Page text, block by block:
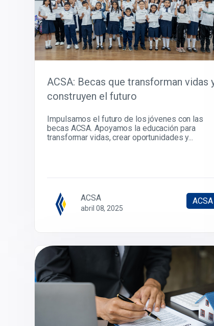
ACSA: Becas que transforman vidas
construyen el futuro
Impulsamos el futuro de los jóvenes con las
becas ACSA. Apoyamos la educación para
transformar vidas, crear oportunidades y...
ACSA
abril 08, 2025
ACSA